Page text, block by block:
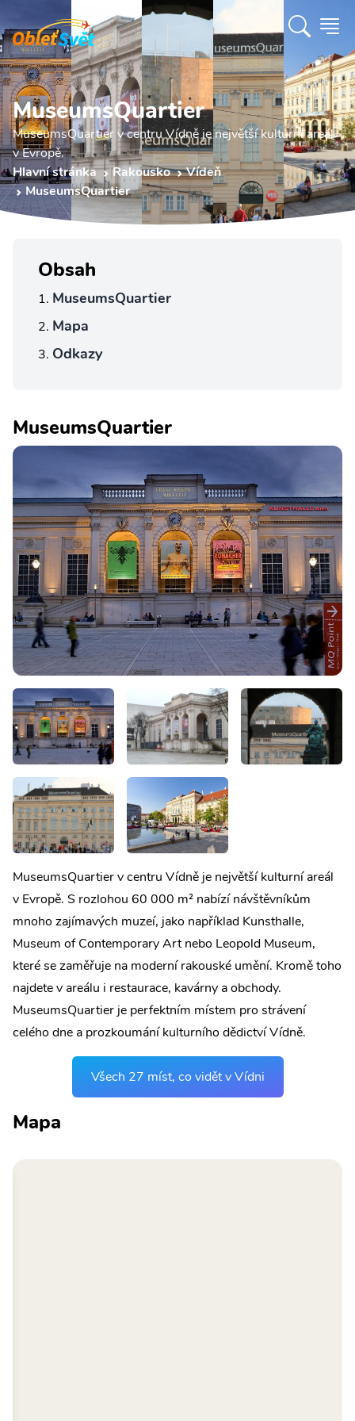
MuseumsQuartier
MuseumsQuartier v centru Vídně je největší kulturní areál
v Evropě.
Hlavní stránka
Rakousko
Vídeň
MuseumsQuartier
Obsah
MuseumsQuartier
Mapa
Odkazy
MuseumsQuartier
MuseumsQuartier v centru Vídně je největší kulturní areál
v Evropě. S rozlohou 60 000 m² nabízí návštěvníkům
mnoho zajímavých muzeí, jako například Kunsthalle,
Museum of Contemporary Art nebo Leopold Museum,
které se zaměřuje na moderní rakouské umění. Kromě toho
najdete v areálu i restaurace, kavárny a obchody.
MuseumsQuartier je perfektním místem pro strávení
celého dne a prozkoumání kulturního dědictví Vídně.
Všech 27 míst, co vidět v Vídni
Mapa